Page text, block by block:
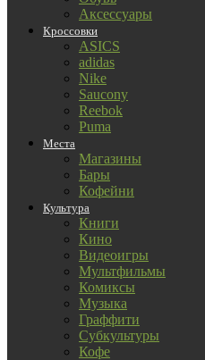
Аксессуары
Кроссовки
ASICS
adidas
Nike
Saucony
Reebok
Puma
Места
Магазины
Бары
Кофейни
Культура
Книги
Кино
Видеоигры
Мультфильмы
Комиксы
Музыка
Граффити
Субкультуры
Кофе